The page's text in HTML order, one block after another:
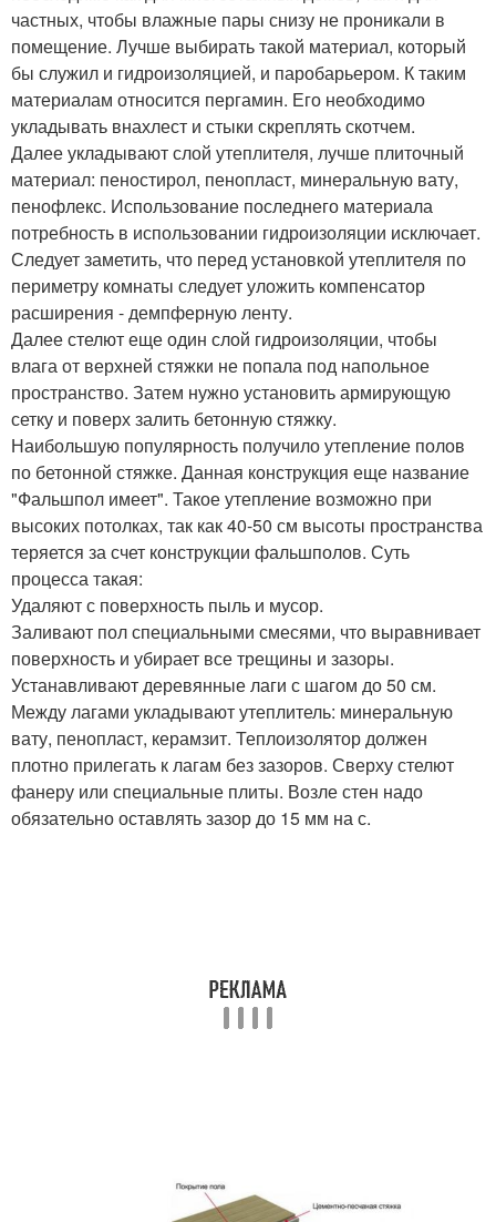
частных, чтобы влажные пары снизу не проникали в
помещение. Лучше выбирать такой материал, который
бы служил и гидроизоляцией, и паробарьером. К таким
материалам относится пергамин. Его необходимо
укладывать внахлест и стыки скреплять скотчем.
Далее укладывают слой утеплителя, лучше плиточный
материал: пеностирол, пенопласт, минеральную вату,
пенофлекс. Использование последнего материала
потребность в использовании гидроизоляции исключает.
Следует заметить, что перед установкой утеплителя по
периметру комнаты следует уложить компенсатор
расширения - демпферную ленту.
Далее стелют еще один слой гидроизоляции, чтобы
влага от верхней стяжки не попала под напольное
пространство. Затем нужно установить армирующую
сетку и поверх залить бетонную стяжку.
Наибольшую популярность получило утепление полов
по бетонной стяжке. Данная конструкция еще название
"Фальшпол имеет". Такое утепление возможно при
высоких потолках, так как 40-50 см высоты пространства
теряется за счет конструкции фальшполов. Суть
процесса такая:
Удаляют с поверхность пыль и мусор.
Заливают пол специальными смесями, что выравнивает
поверхность и убирает все трещины и зазоры.
Устанавливают деревянные лаги с шагом до 50 см.
Между лагами укладывают утеплитель: минеральную
вату, пенопласт, керамзит. Теплоизолятор должен
плотно прилегать к лагам без зазоров. Сверху стелют
фанеру или специальные плиты. Возле стен надо
обязательно оставлять зазор до 15 мм на с.